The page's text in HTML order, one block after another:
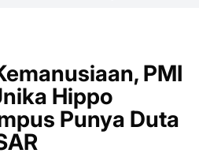
PMI
Hippo
Punya Duta